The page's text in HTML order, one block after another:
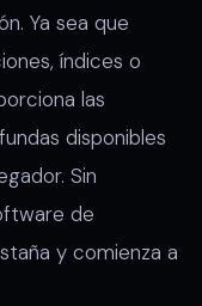
Ya sea que
índices o
las
disponibles
Sin
de
y comienza a